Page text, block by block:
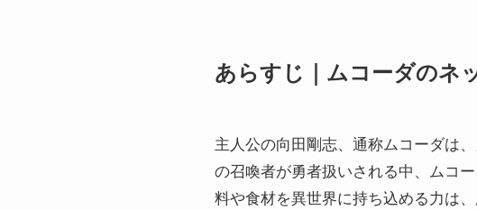
あらすじ｜ムコーダのネ
主人公の向田剛志、通称ムコーダは
の召喚者が勇者扱いされる中、ムコ
料や食材を異世界に持ち込める力は